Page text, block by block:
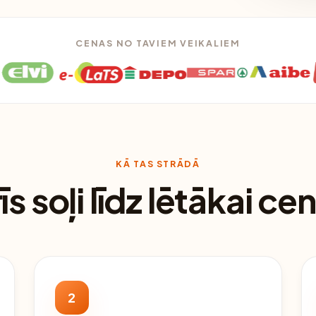
CENAS NO TAVIEM VEIKALIEM
KĀ TAS STRĀDĀ
soļi līdz lētākai
2